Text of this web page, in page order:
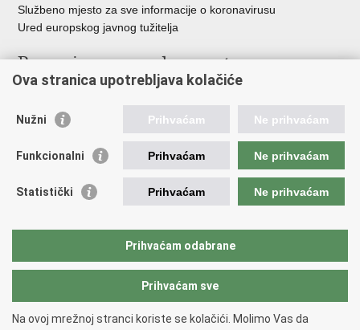
Službeno mjesto za sve informacije o koronavirusu
Ured europskog javnog tužitelja
Poveznice pravosudnog sustava
Državno odvjetništvo
Ured za suzbijanje korupcije i organiziranog kriminaliteta
Državnoodvjetničko vijeće
Hrvatska odvjetnička komora
Europski pravosudni portal
Copyright © 2026 Ministarstvo pravosuđa, uprave i digitalne
Ova stranica upotrebljava kolačiće
Nužni Prihvaćam Ne prihvaćam
Funkcionalni Prihvaćam Ne prihvaćam
Statistički Prihvaćam Ne prihvaćam
Prihvaćam odabrane
Prihvaćam sve
Na ovoj mrežnoj stranci koriste se kolačići. Molimo Vas da